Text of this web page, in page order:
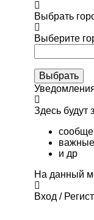
Выбрать
Выберите
Выбрать
Здесь будут
и др
На данный
Вход /